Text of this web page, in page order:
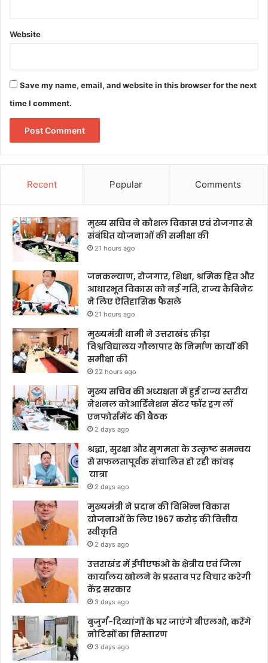
Website
Save my name, email, and website in this browser for the next
time I comment.
Recent Popular Comments
मुख्य सचिव ने कौशल विकास एवं रोजगार से
संबंधित योजनाओं की समीक्षा की
21 hours ago
जनकल्याण, रोजगार, शिक्षा, श्रमिक हित और
आधारभूत विकास को नई गति, राज्य कैबिनेट
ने लिए ऐतिहासिक फैसले
21 hours ago
मुख्यमंत्री धामी ने उत्तराखंड क्रीड़ा
विश्वविद्यालय गौलापार के निर्माण कार्यों की
समीक्षा की
22 hours ago
मुख्य सचिव की अध्यक्षता में हुई राज्य स्तरीय
नेशनल कोआर्डिनेशन सेंटर फॉर ड्रग लॉ
एनफोर्समेंट की बैठक
2 days ago
श्रद्धा, सुरक्षा और सुगमता के उत्कृष्ट समन्वय
से सफलतापूर्वक संचालित हो रही कांवड़
यात्रा
2 days ago
मुख्यमंत्री ने प्रदान की विभिन्न विकास
योजनाओं के लिए 1967 करोड़ की वित्तीय
स्वीकृति
2 days ago
उत्तराखंड में ईपीएफओ के क्षेत्रीय एवं जिला
कार्यालय खोलने के प्रस्ताव पर विचार करेगी
केंद्र सरकार
3 days ago
बुजुर्ग-दिव्यांगों के घर जाएंगे बीएलओ, करेंगे
नोटिसों का निस्तारण
3 days ago